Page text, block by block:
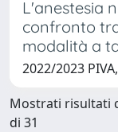
L'anestesia
confronto
modalità a
2022/2023
Mostrati risultati
di 31